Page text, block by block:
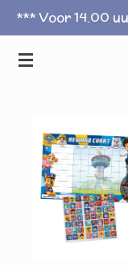
Ga
naar
*** Voor 14.00